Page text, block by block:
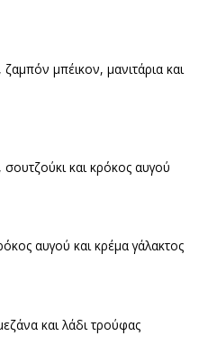
μπέικον, μανιτάρια και
και κρόκος αυγού
αυγού και κρέμα γάλακτος
και λάδι τρούφας